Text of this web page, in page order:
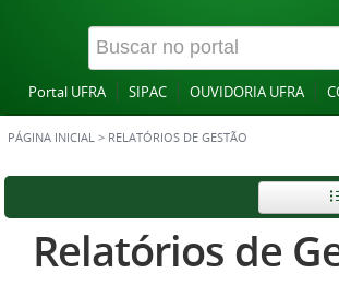
Portal UFRA SIPAC OUVIDORIA UFRA
PÁGINA INICIAL > RELATÓRIOS DE GESTÃO
Relatórios de